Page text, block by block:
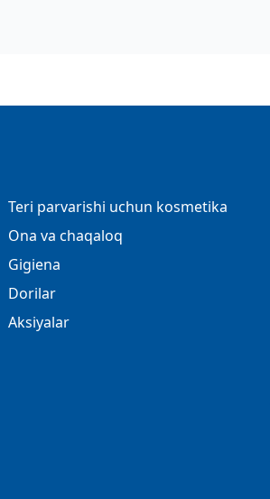
Teri parvarishi uchun kosmetika
Ona va chaqaloq
Gigiena
Dorilar
Aksiyalar